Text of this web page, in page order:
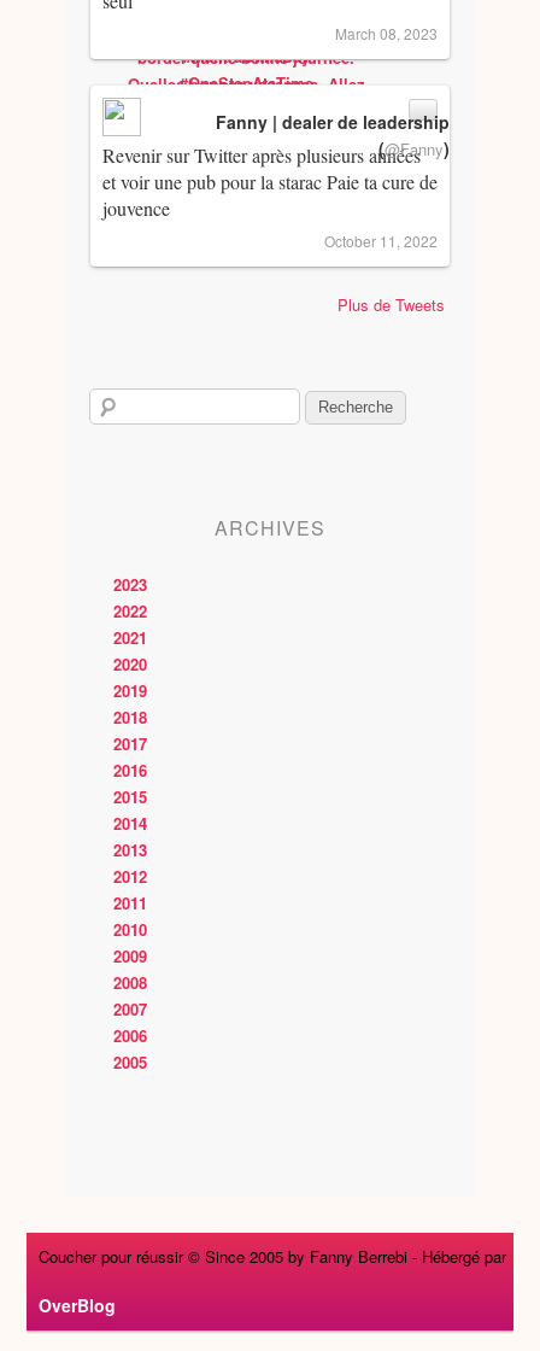
March 08, 2023
Revenir sur Twitter après plusieurs années
et voir une pub pour la starac Paie ta cure de
jouvence
Fanny | dealer de leadership
(@Fanny)
October 11, 2022
Plus de Tweets
ARCHIVES
2023
2022
2021
2020
2019
2018
2017
2016
2015
2014
2013
2012
2011
2010
2009
2008
2007
2006
2005
Coucher pour réussir © Since 2005 by Fanny Berrebi - Hébergé par
OverBlog